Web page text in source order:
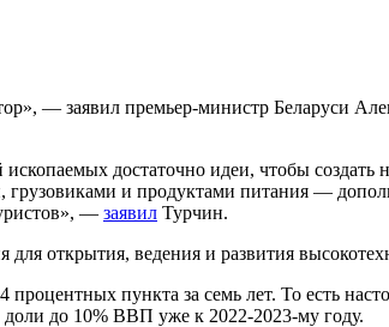
— заявил премьер-министр Беларуси
достаточно идеи, чтобы создать
и продуктами питания —
— заявил Турчин.
открытия, ведения и развития
пункта за семь лет. То есть
доли до 10% ВВП уже к 2022-2023-му году.